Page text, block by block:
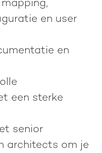
en user
en
een sterke
senior
architects om je